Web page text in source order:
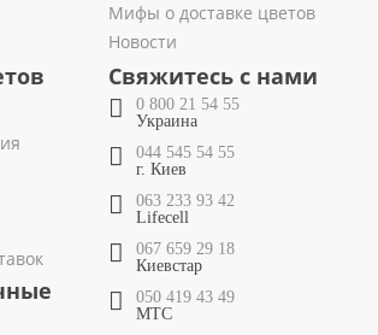
Мифы о доставке цветов
Новости
Свяжитесь с нами
0 800 21 54 55
Украина
044 545 54 55
г. Киев
063 233 93 42
Lifecell
067 659 29 18
Киевстар
050 419 43 49
МТС